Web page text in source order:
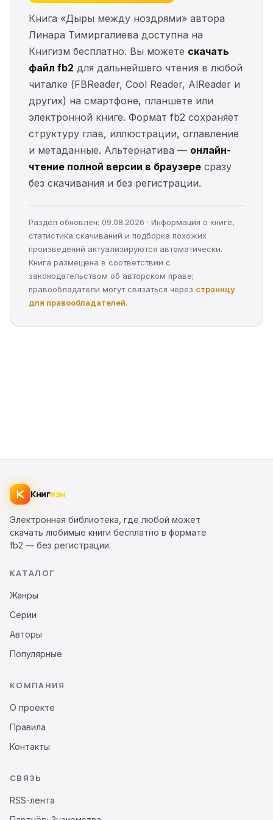
Книга «Дыры между ноздрями» автора
Линара Тимиргалиева доступна на
Книгизм бесплатно. Вы можете скачать
файл fb2 для дальнейшего чтения в любой
читалке (FBReader, Cool Reader, AlReader и
других) на смартфоне, планшете или
электронной книге. Формат fb2 сохраняет
структуру глав, иллюстрации, оглавление
и метаданные. Альтернатива — онлайн-
чтение полной версии в браузере сразу
без скачивания и без регистрации.
Раздел обновлён: 09.08.2026 · Информация о книге,
статистика скачиваний и подборка похожих
произведений актуализируются автоматически.
Книга размещена в соответствии с
законодательством об авторском праве;
правообладатели могут связаться через страницу
для правообладателей.
Книгизм
Электронная библиотека, где любой может
скачать любимые книги бесплатно в формате
fb2 — без регистрации.
КАТАЛОГ
Жанры
Серии
Авторы
Популярные
КОМПАНИЯ
О проекте
Правила
Контакты
СВЯЗЬ
RSS-лента